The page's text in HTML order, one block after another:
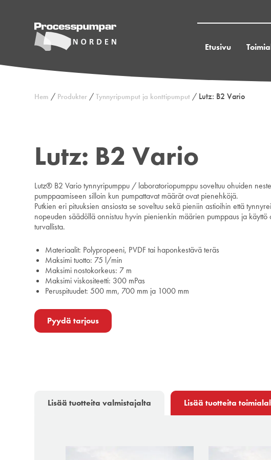
Etusivu
Hem / Produkter /Tynnyripumput ja konttipumput / Lutz: B2 Vario
Lutz: B2 Vario
Lutz® B2 Vario tynnyripumppu / laboratoriopumppu soveltuu ohuiden
pumppaamiseen silloin kun pumpattavat määrät ovat pienehköjä.
Putkien eri pituuksien ansiosta se soveltuu sekä pieniin astioihin että
nopeuden säädöllä onnistuu hyvin pienienkin määrien pumppaus ja
turvallista.
Materiaalit: Polypropeeni, PVDF tai haponkestävä teräs
Maksimi tuotto: 75 l/min
Maksimi nostokorkeus: 7 m
Maksimi viskositeetti: 300 mPas
Peruspituudet: 500 mm, 700 mm ja 1000 mm
Pyydä tarjous
Lisää tuotteita valmistajalta Lisää tuotteita